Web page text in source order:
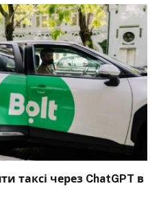
таксі через ChatGPT в